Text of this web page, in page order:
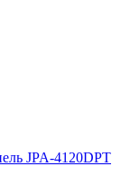
JPA-4120DPT